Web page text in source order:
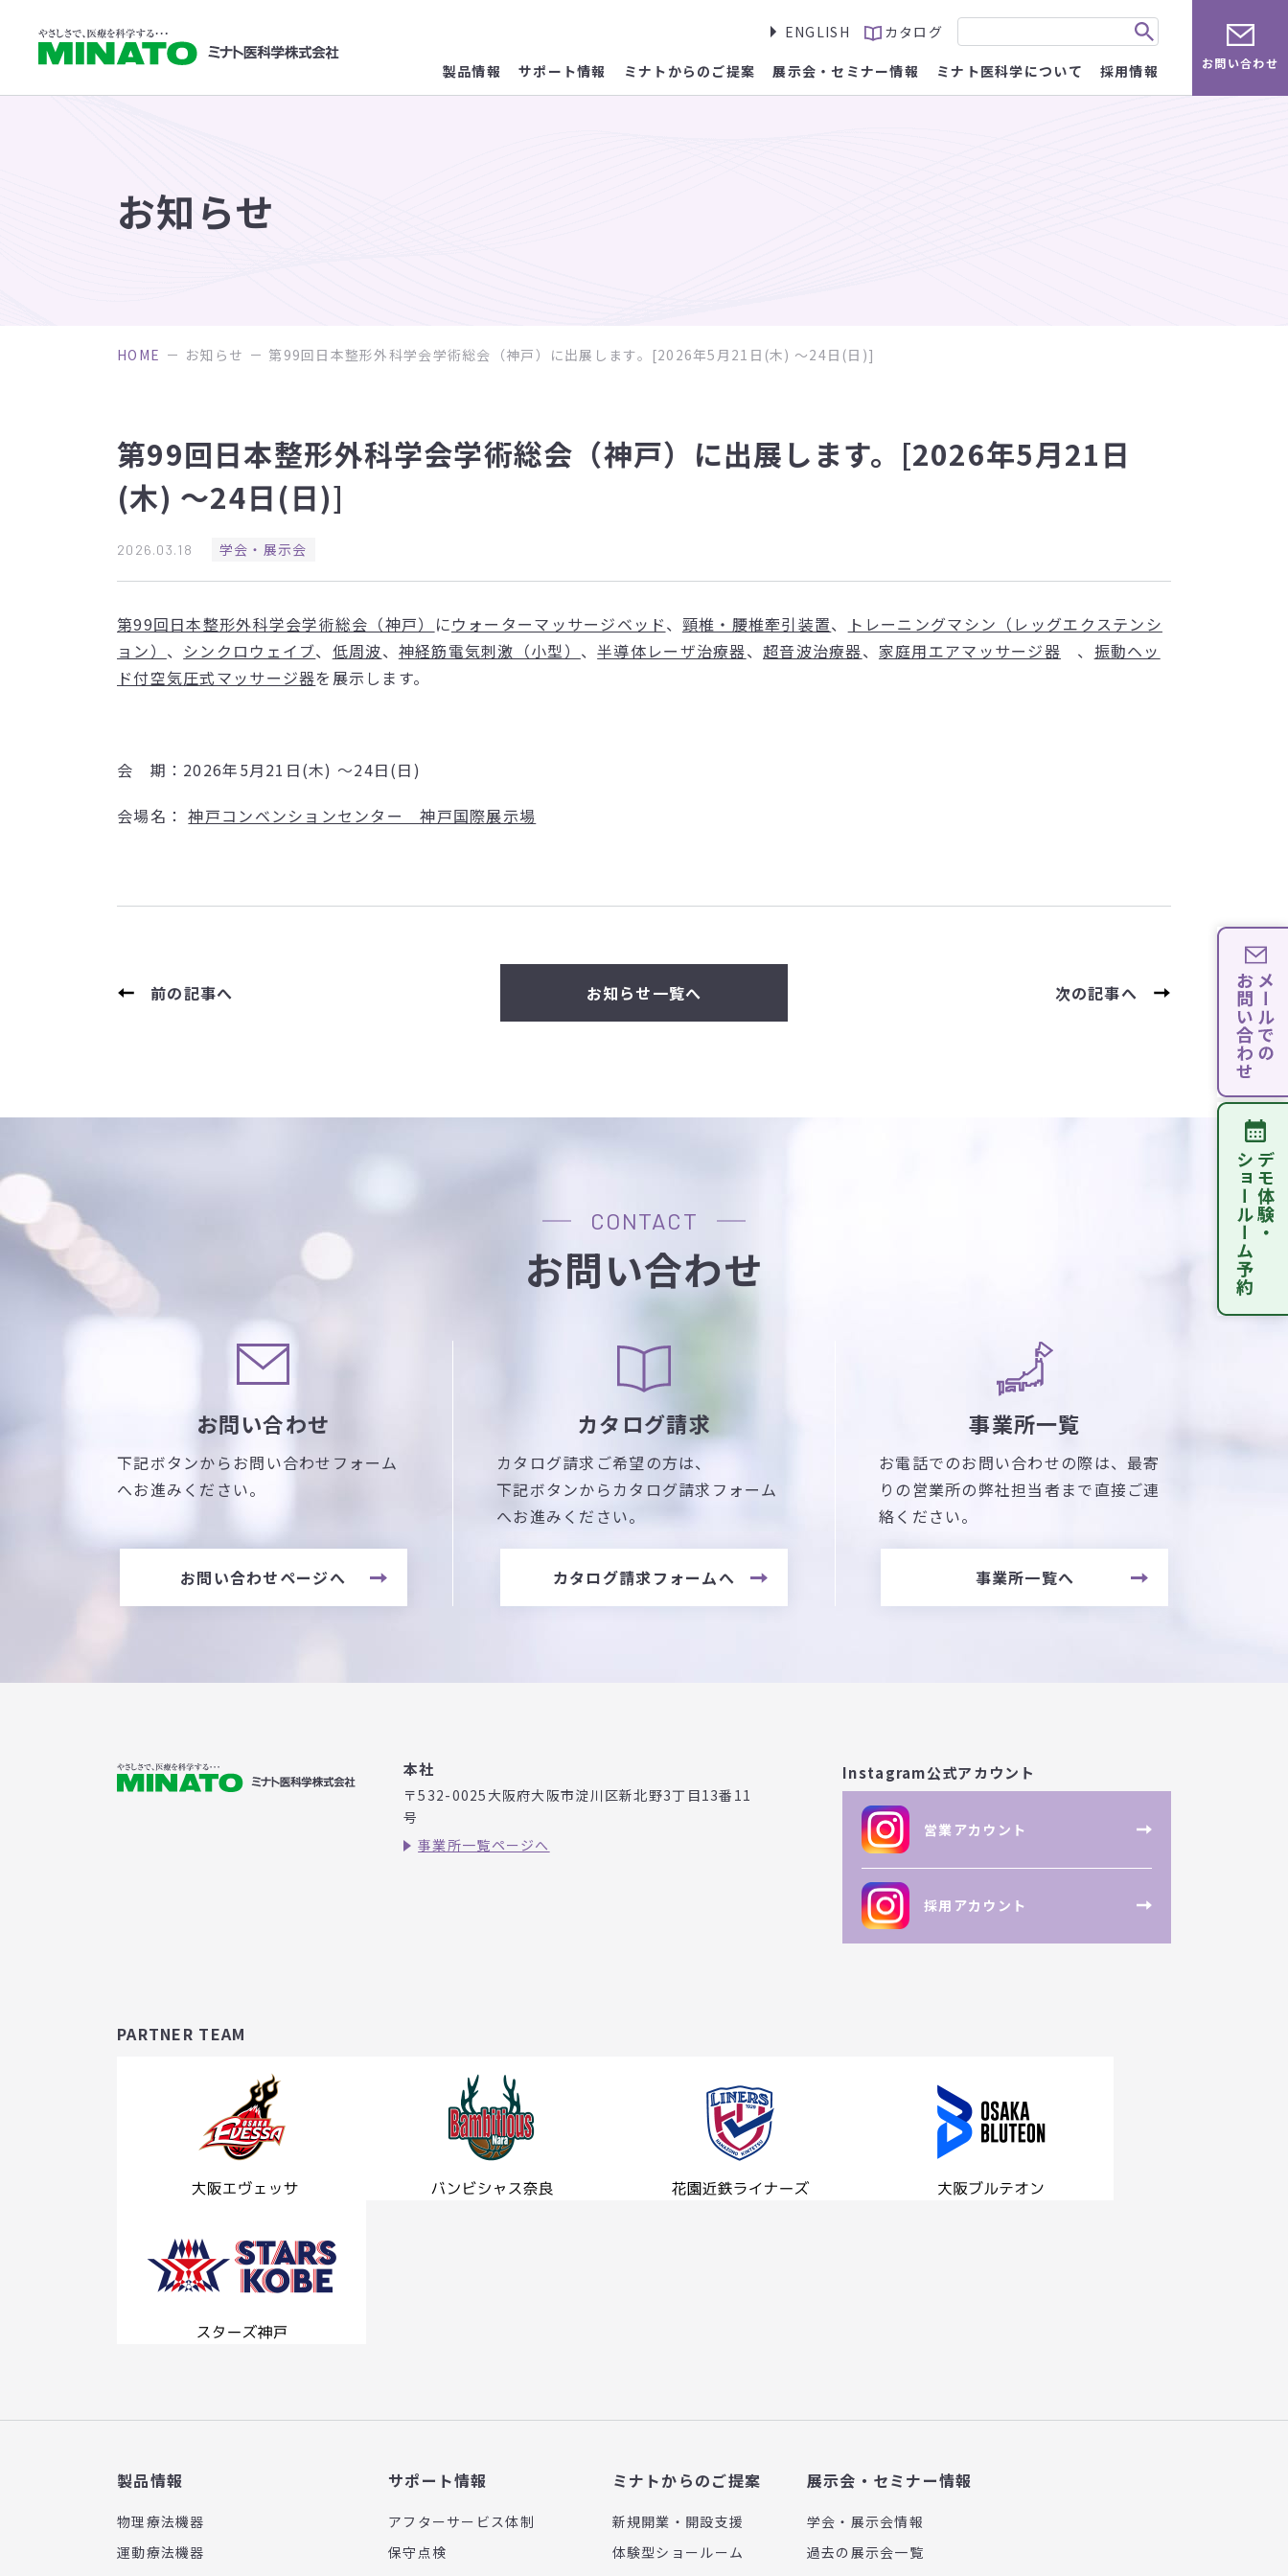
製品情報 サポート情報 ミナトからのご提案 展示会・セミナー情報 ミナト医科学について 採用情報
カタログ
ENGLISH
お問い合わせ
お知らせ
HOME お知らせ 第99回日本整形外科学会学術総会（神戸）に出展します。[2026年5月21日(木) ～24日(日)]
第99回日本整形外科学会学術総会（神戸）に出展します。[2026年5月21日
(木) ～24日(日)]
2026.03.18 学会・展示会
第99回日本整形外科学会学術総会（神戸） にウォーターマッサージベッド、 頸椎・腰椎牽引装置、
トレーニングマシン（レッグエクステンシ
ョン） 、 シンクロウェイブ、 低周波、 神経筋電気刺激（小型） 、半導体レーザ治療器、 超音波治療器、 家庭用エアマッサージ器 、 振動ヘッ
ド付空気圧式マッサージ器を展示します。
会 期：2026年5月21日(木) ～24日(日)
会場名：神⼾コンベンションセンター 神⼾国際展示場
前の記事へ お知らせ一覧へ 次の記事へ
CONTACT
お問い合わせ
お問い合わせ
下記ボタンからお問い合わせフォーム
へお進みください。
お問い合わせページへ
カタログ請求
カタログ請求ご希望の方は、
下記ボタンからカタログ請求フォーム
へお進みください。
カタログ請求フォームへ
事業所一覧
お電話でのお問い合わせの際は、最寄
りの営業所の弊社担当者まで直接ご連
絡ください。
事業所一覧へ
本社
〒532-0025大阪府大阪市淀川区新北野3丁目13番11
号
事業所一覧ページへ
Instagram公式アカウント
営業アカウント
採用アカウント
PARTNER TEAM
製品情報
物理療法機器
運動療法機器
サポート情報
アフターサービス体制
保守点検
ミナトからのご提案
新規開業・開設支援
体験型ショールーム
展示会・セミナー情報
学会・展示会情報
過去の展示会一覧